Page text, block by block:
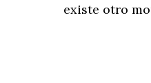
existe otro